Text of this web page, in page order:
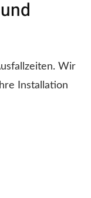
Wir
Installation